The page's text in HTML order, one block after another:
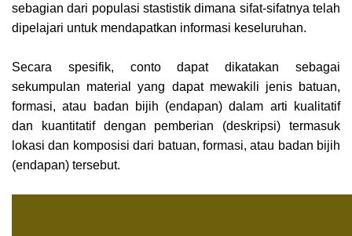
sebagian dari populasi stastistik dimana sifat-sifatnya telah
dipelajari untuk mendapatkan informasi keseluruhan.
Secara spesifik, conto dapat dikatakan sebagai
sekumpulan material yang dapat mewakili jenis batuan,
formasi, atau badan bijih (endapan) dalam arti kualitatif
dan kuantitatif dengan pemberian (deskripsi) termasuk
lokasi dan komposisi dari batuan, formasi, atau badan bijih
(endapan) tersebut.